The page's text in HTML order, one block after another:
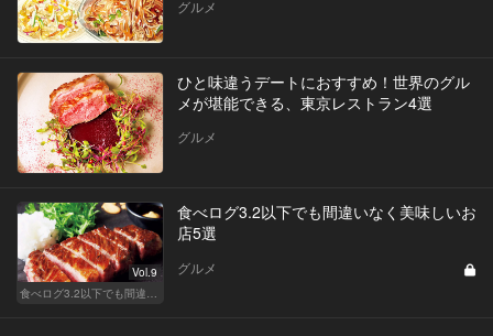
グルメ
ひと味違うデートにおすすめ！世界のグル
メが堪能できる、東京レストラン4選
グルメ
Vol.9
食べログ3.2以下でも間違いなく美味しいお
店5選
グルメ